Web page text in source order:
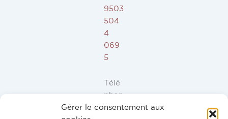
Gérer le consentement aux
9503
504
4
069
5
Télé
phon
e ES,